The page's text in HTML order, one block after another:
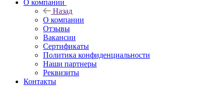
О компании
Назад
О компании
Отзывы
Вакансии
Сертификаты
Политика конфиденциальности
Наши партнеры
Реквизиты
Контакты